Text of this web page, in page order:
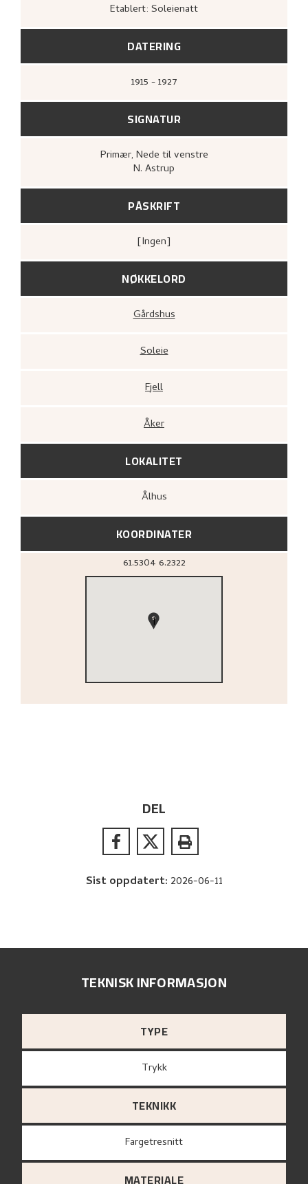
Etablert: Soleienatt
DATERING
1915 - 1927
SIGNATUR
Primær, Nede til venstre
N. Astrup
PÅSKRIFT
[ingen]
NØKKELORD
Gårdshus
Soleie
Fjell
Åker
LOKALITET
Ålhus
KOORDINATER
61.5304 6.2322
1
DEL
Sist oppdatert: 2026-06-11
TEKNISK INFORMASJON
TYPE
Trykk
TEKNIKK
Fargetresnitt